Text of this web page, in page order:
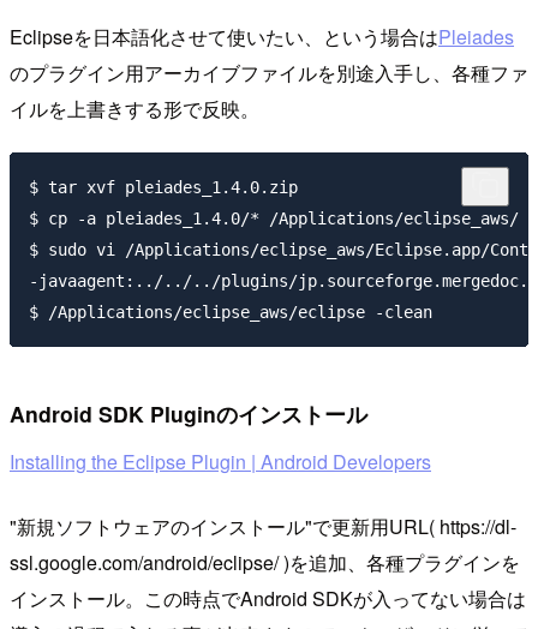
Eclipseを日本語化させて使いたい、という場合はPleiades
のプラグイン用アーカイブファイルを別途入手し、各種ファ
イルを上書きする形で反映。
$ tar xvf pleiades_1.4.0.zip
$ cp -a pleiades_1.4.0/* /Applications/eclipse_aws/
$ sudo vi /Applications/eclipse_aws/Eclipse.app/
-javaagent:../../../plugins/
Android SDK Pluginのインストール
Installing the Eclipse Plugin | Android Developers
"新規ソフトウェアのインストール"で更新用URL( https://dl-
ssl.google.com/android/eclipse/ )を追加、各種プラグインを
インストール。この時点でAndroid SDKが入ってない場合は